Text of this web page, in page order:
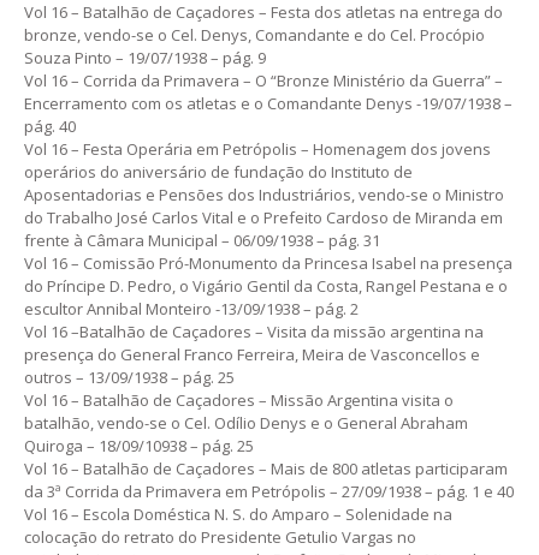
Vol 16 – Batalhão de Caçadores – Festa dos atletas na entrega do
bronze, vendo-se o Cel. Denys, Comandante e do Cel. Procópio
Souza Pinto – 19/07/1938 – pág. 9
Vol 16 – Corrida da Primavera – O “Bronze Ministério da Guerra” –
Encerramento com os atletas e o Comandante Denys -19/07/1938 –
pág. 40
Vol 16 – Festa Operária em Petrópolis – Homenagem dos jovens
operários do aniversário de fundação do Instituto de
Aposentadorias e Pensões dos Industriários, vendo-se o Ministro
do Trabalho José Carlos Vital e o Prefeito Cardoso de Miranda em
frente à Câmara Municipal – 06/09/1938 – pág. 31
Vol 16 – Comissão Pró-Monumento da Princesa Isabel na presença
do Príncipe D. Pedro, o Vigário Gentil da Costa, Rangel Pestana e o
escultor Annibal Monteiro -13/09/1938 – pág. 2
Vol 16 –Batalhão de Caçadores – Visita da missão argentina na
presença do General Franco Ferreira, Meira de Vasconcellos e
outros – 13/09/1938 – pág. 25
Vol 16 – Batalhão de Caçadores – Missão Argentina visita o
batalhão, vendo-se o Cel. Odílio Denys e o General Abraham
Quiroga – 18/09/10938 – pág. 25
Vol 16 – Batalhão de Caçadores – Mais de 800 atletas participaram
da 3ª Corrida da Primavera em Petrópolis – 27/09/1938 – pág. 1 e 40
Vol 16 – Escola Doméstica N. S. do Amparo – Solenidade na
colocação do retrato do Presidente Getulio Vargas no